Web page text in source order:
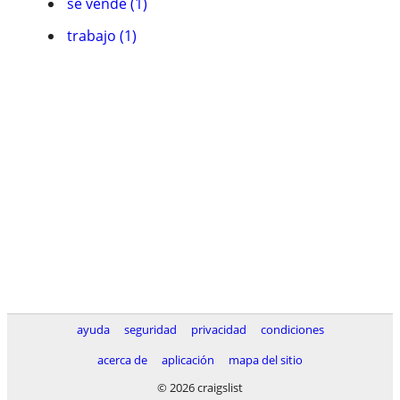
trabajo (1)
ayuda seguridad privacidad
condiciones
acerca de
aplicación
mapa del sitio
© 2026 craigslist